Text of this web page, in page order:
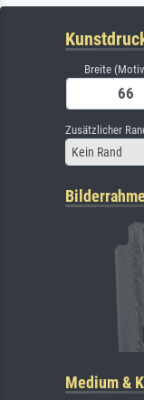
Breite
Zusätzlicher
Kein Rand
Medium &